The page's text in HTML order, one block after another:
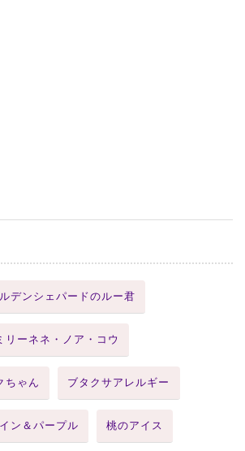
デンシェパードのルー君
リーネネ・ノア・コウ
ちゃん ブタクサアレルギー
ン＆パープル 桃のアイス